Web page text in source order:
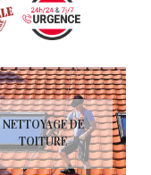
NETTOYAGE DE
TOITURE